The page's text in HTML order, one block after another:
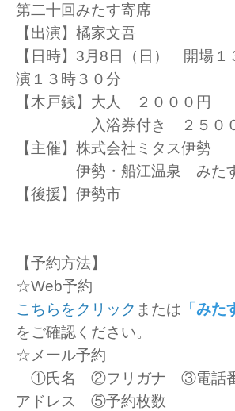
第二十回みたす寄席
【出演】橘家文吾
【日時】3月8日（日） 開場
演１３時３０分
【木戸銭】大人 ２０００円
入浴券付き ２５０
【主催】株式会社ミタス伊勢
伊勢・船江温泉 みたす
【後援】伊勢市
【予約方法】
☆Web予約
こちらをクリック または 「みた
をご確認ください。
☆メール予約
①氏名 ②フリガナ ③電話
アドレス ⑤予約枚数